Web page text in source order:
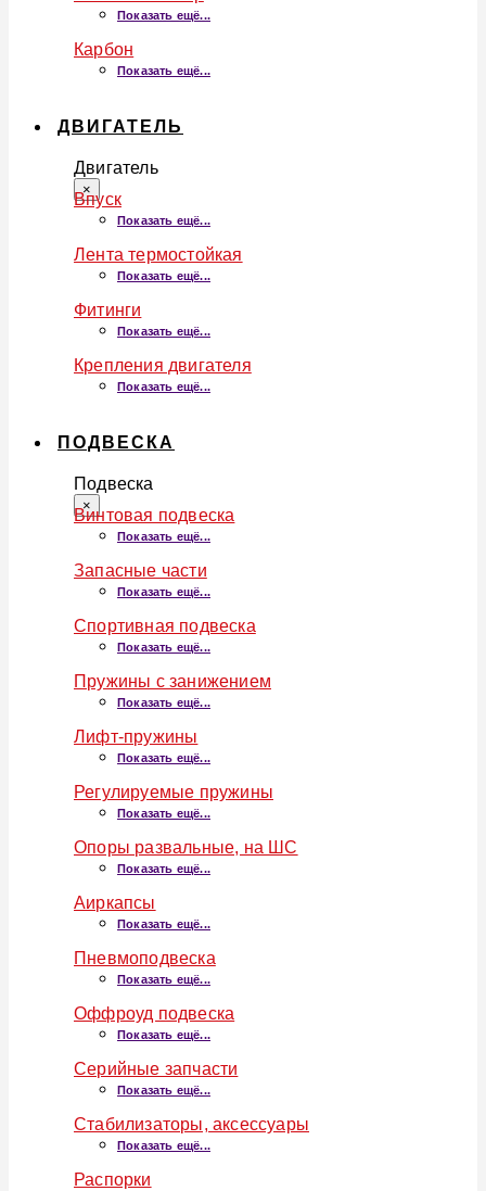
Показать ещё...
Карбон
Показать ещё...
ДВИГАТЕЛЬ
Двигатель
×
Впуск
Показать ещё...
Лента термостойкая
Показать ещё...
Фитинги
Показать ещё...
Крепления двигателя
Показать ещё...
ПОДВЕСКА
Подвеска
×
Винтовая подвеска
Показать ещё...
Запасные части
Показать ещё...
Спортивная подвеска
Показать ещё...
Пружины с занижением
Показать ещё...
Лифт-пружины
Показать ещё...
Регулируемые пружины
Показать ещё...
Опоры развальные, на ШС
Показать ещё...
Аиркапсы
Показать ещё...
Пневмоподвеска
Показать ещё...
Оффроуд подвеска
Показать ещё...
Серийные запчасти
Показать ещё...
Стабилизаторы, аксессуары
Показать ещё...
Распорки